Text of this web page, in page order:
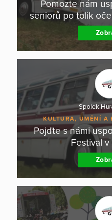
Pomozte nám
seniorů po tolik
Spolek
KULTURA, UMĚNÍ A
Pojďte s námi
Festival